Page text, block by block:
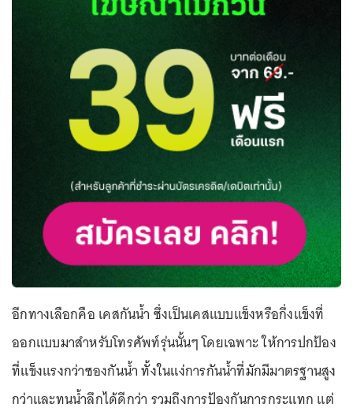
อีกทางเลือกคือ เคสกันน้ำ ซึ่งเป็นเคสแบบแข็งหรือกึ่งแข็งที่
ออกแบบมาสำหรับโทรศัพท์รุ่นนั้นๆ โดยเฉพาะ ให้การปกป้อง
ที่แข็งแรงกว่าซองกันน้ำ ทั้งในแง่การกันน้ำที่มักมีมาตรฐานสูง
กว่าและทนน้ำลึกได้ดีกว่า รวมถึงการป้องกันการกระแทก แต่